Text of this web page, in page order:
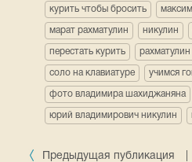
курить чтобы бросить
марат рахматулин никулин
перестать курить рахматулин
соло на клавиатуре учимся
фото владимира шахиджаняна
юрий владимирович никулин
Предыдущая публикация